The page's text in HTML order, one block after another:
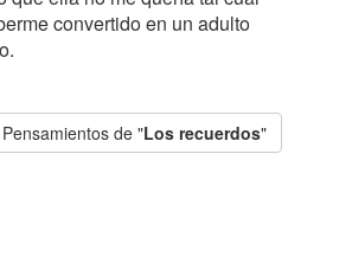
convertido en un adulto
de "Los recuerdos"